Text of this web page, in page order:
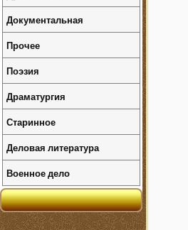
Документальная
Прочее
Поэзия
Драматургия
Старинное
Деловая литература
Военное дело